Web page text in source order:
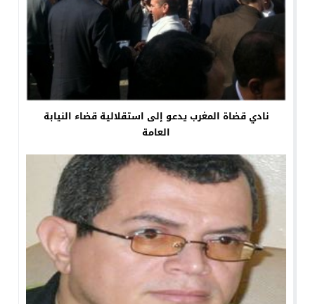
نادي قضاة المغرب يدعو إلى استقلالية قضاء النيابة
العامة